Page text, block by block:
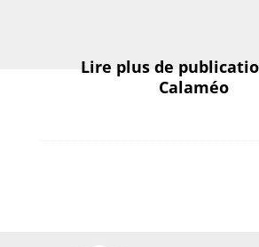
Lire plus de
Calaméo